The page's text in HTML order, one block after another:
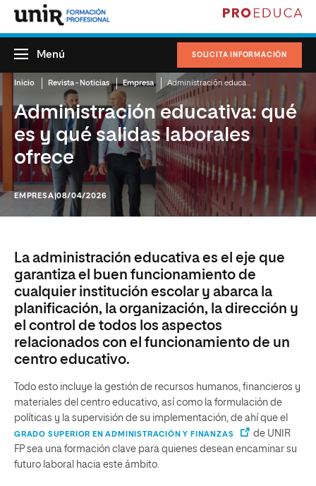
SOLICITA INFORMACIÓN
Menú
Inicio Revista - Noticias Empresa
Administración educativa: qué
es y qué salidas laborales
ofrece
EMPRESA|08/04/2026
La administración educativa es el eje que
garantiza el buen funcionamiento de
cualquier institución escolar y abarca la
planificación, la organización, la dirección y
el control de todos los aspectos
relacionados con el funcionamiento de un
centro educativo.
Todo esto incluye la gestión de recursos humanos, financieros y
materiales del centro educativo, así como la formulación de
políticas y la supervisión de su implementación, de ahí que el
GRADO SUPERIOR EN ADMINISTRACIÓN Y FINANZAS
de UNIR
FP sea una formación clave para quienes desean encaminar su
futuro laboral hacia este ámbito.